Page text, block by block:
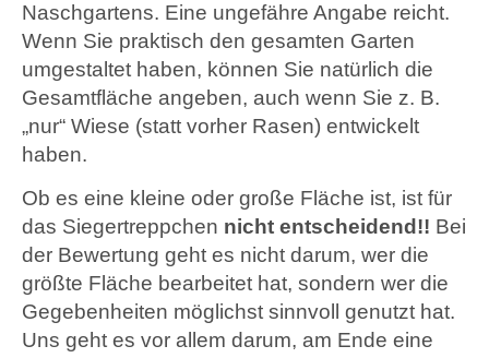
Naschgartens. Eine ungefähre Angabe reicht.
Wenn Sie praktisch den gesamten Garten
umgestaltet haben, können Sie natürlich die
Gesamtfläche angeben, auch wenn Sie z. B.
„nur“ Wiese (statt vorher Rasen) entwickelt
haben.
Ob es eine kleine oder große Fläche ist, ist für
das Siegertreppchen nicht entscheidend!! Bei
der Bewertung geht es nicht darum, wer die
größte Fläche bearbeitet hat, sondern wer die
Gegebenheiten möglichst sinnvoll genutzt hat.
Uns geht es vor allem darum, am Ende eine